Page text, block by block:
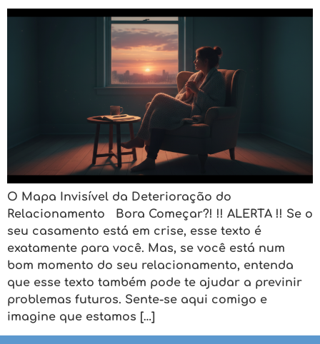
O Mapa Invisível da Deterioração do
Relacionamento Bora Começar?! !! ALERTA !! Se o
seu casamento está em crise, esse texto é
exatamente para você. Mas, se você está num
bom momento do seu relacionamento, entenda
que esse texto também pode te ajudar a previnir
problemas futuros. Sente-se aqui comigo e
imagine que estamos […]